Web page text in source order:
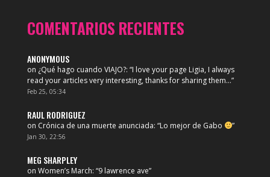
COMENTARIOS RECIENTES
ANONYMOUS
on ¿Qué hago cuando VIAJO?: “I love your page Ligia, I always
read your articles very interesting, thanks for sharing them…”
Feb 25, 05:34
RAUL RODRIGUEZ
on Crónica de una muerte anunciada: “Lo mejor de Gabo ”
Jan 30, 22:56
MEG SHARPLEY
on Women’s March: “9 lawrence ave”